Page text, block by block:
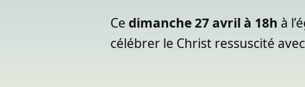
Ce dimanche 27 avril à 18h à
célébrer le Christ ressuscité